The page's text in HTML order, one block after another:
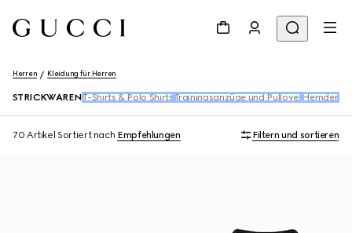
Herren Kleidung für Herren
STRICKWAREN T-Shirts & Polo Shirts Trainingsanzüge und Pullover Hemden
70 Artikel Sortiert nach Empfehlungen Filtern und sortieren